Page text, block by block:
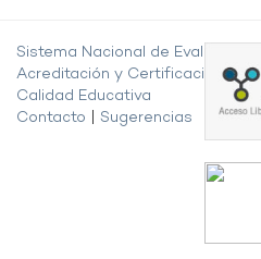
Sistema Nacional de Evaluación,
Acreditación y Certificación de la
Calidad Educativa
Contacto
Sugerencias